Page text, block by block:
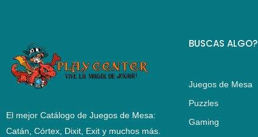
El mejor Catálogo de Juegos de Mesa:
Catán, Córtex, Dixit, Exit y muchos más.
BUSCAS ALGO?
Juegos de Mesa
Puzzles
Gaming